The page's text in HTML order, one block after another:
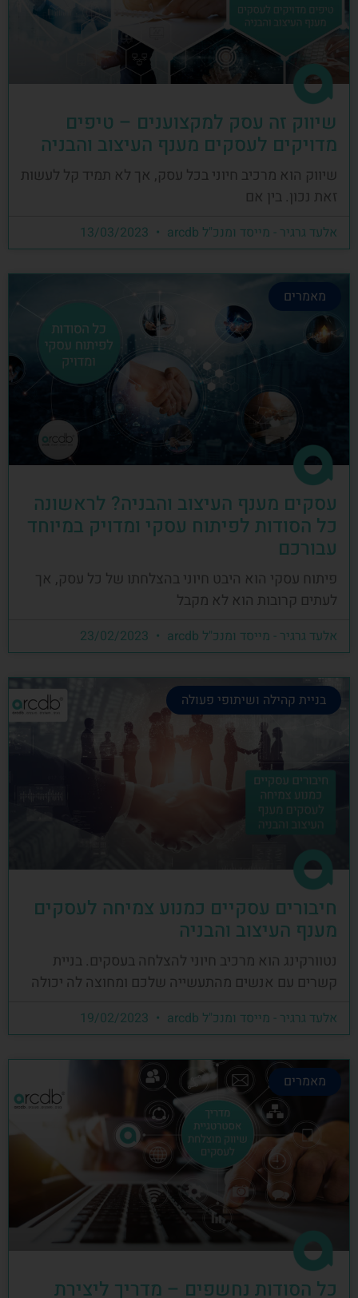
שיווק זה עסק למקצוענים – טיפים
מדויקים לעסקים מענף העיצוב והבניה
שיווק הוא מרכיב חיוני בכל עסק, אך לא תמיד קל לעשות
זאת נכון. בין אם
אלעד גרגיר - מייסד ומנכ"ל arcdb
מאמרים
עסקים מענף העיצוב והבניה? לראשונה
כל הסודות לפיתוח עסקי ומדויק במיוחד
עבורכם
פיתוח עסקי הוא היבט חיוני בהצלחתו של כל עסק, אך
לעתים קרובות הוא לא מקבל
אלעד גרגיר - מייסד ומנכ"ל arcdb
בניית קהילה ושיתופי פעולה
חיבורים עסקיים כמנוע צמיחה לעסקים
מענף העיצוב והבניה
נטוורקינג הוא מרכיב חיוני להצלחה בעסקים. בניית
קשרים עם אנשים מהתעשייה שלכם ומחוצה לה יכולה
אלעד גרגיר - מייסד ומנכ"ל arcdb
מאמרים
כל הסודות נחשפים – מדריך ליצירת